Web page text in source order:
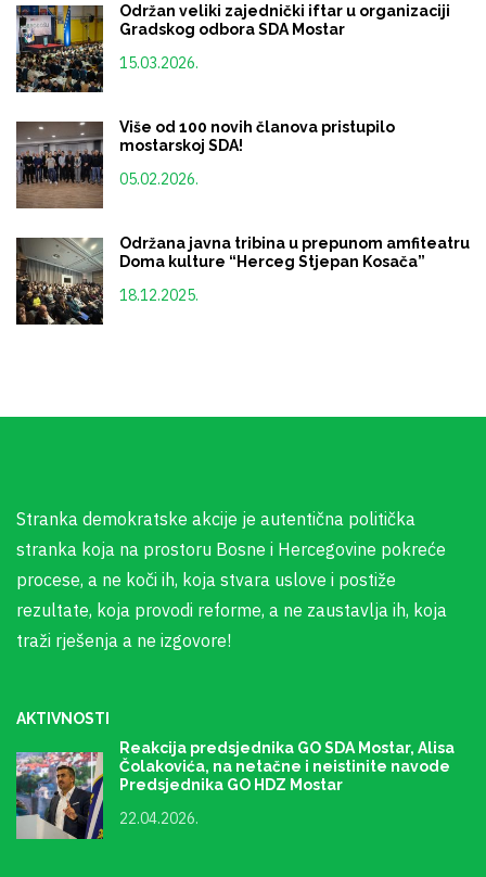
Održan veliki zajednički iftar u organizaciji
Gradskog odbora SDA Mostar
15.03.2026.
Više od 100 novih članova pristupilo
mostarskoj SDA!
05.02.2026.
Održana javna tribina u prepunom amfiteatru
Doma kulture “Herceg Stjepan Kosača”
18.12.2025.
Stranka demokratske akcije je autentična politička
stranka koja na prostoru Bosne i Hercegovine pokreće
procese, a ne koči ih, koja stvara uslove i postiže
rezultate, koja provodi reforme, a ne zaustavlja ih, koja
traži rješenja a ne izgovore!
AKTIVNOSTI
Reakcija predsjednika GO SDA Mostar, Alisa
Čolakovića, na netačne i neistinite navode
Predsjednika GO HDZ Mostar
22.04.2026.